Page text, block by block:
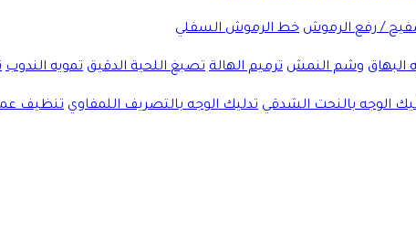
/ رفع الرموش خط الرموش السفلي
البهاق وشم النمش ترميم الهالة تصبغ اللحية الدقيق تمويه الندوب
الوجه بالنحت الشدقي تدليك الوجه بالتصريف اللمفاوي تنظيف